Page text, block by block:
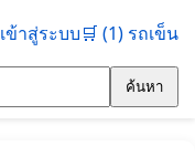
เข้าสู่ระบบ🛒 (1) รถเข็น
ค้นหา